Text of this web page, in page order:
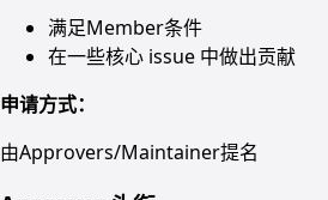
满足Member条件
在一些核心 issue 中做出贡献
申请方式：
由Approvers/Maintainer提名